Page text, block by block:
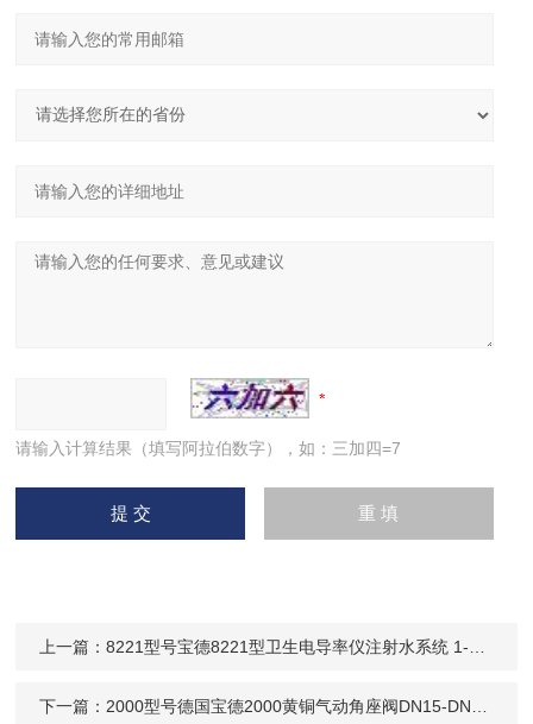
请输入计算结果（填写阿拉伯数字），如：三加四=7
上一篇：8221型号宝德8221型卫生电导率仪注射水系统 1-200uS/cm-93161502
下一篇： 2000型号德国宝德2000黄铜气动角座阀DN15-DN65现货速发